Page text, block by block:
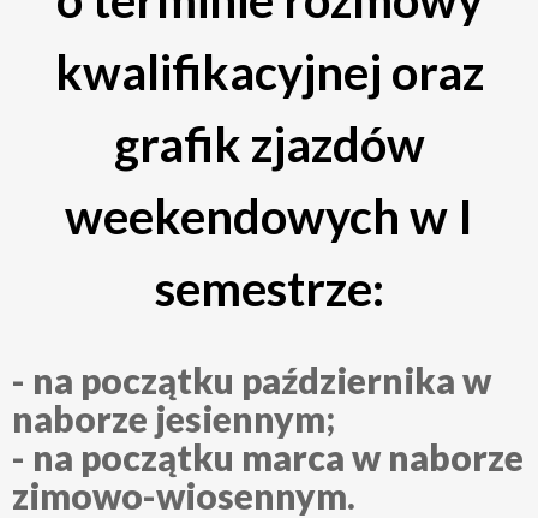
kwalifikacyjnej oraz
grafik zjazdów
weekendowych w I
semestrze:
- na początku października w
naborze jesiennym;
- na początku marca w naborze
zimowo-wiosennym.